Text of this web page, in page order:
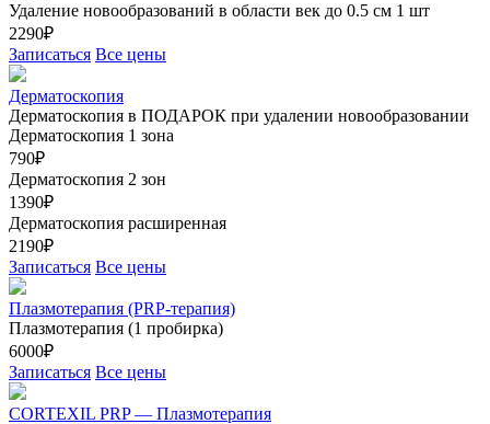
Удаление новообразований в области век до 0.5 см 1 шт
2290₽
Записаться Все цены
Дерматоскопия
Дерматоскопия в ПОДАРОК при удалении новообразовании
Дерматоскопия 1 зона
790₽
Дерматоскопия 2 зон
1390₽
Дерматоскопия расширенная
2190₽
Записаться Все цены
Плазмотерапия (PRP-терапия)
Плазмотерапия (1 пробирка)
6000₽
Записаться Все цены
CORTEXIL PRP — Плазмотерапия